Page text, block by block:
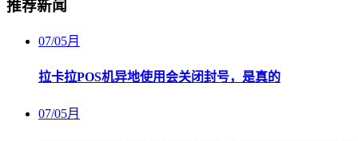
推荐新闻
07/05月
拉卡拉POS机异地使用会关闭封号，是真的
07/05月